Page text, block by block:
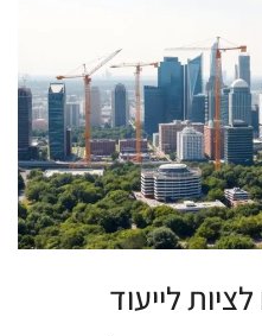
לייעוד